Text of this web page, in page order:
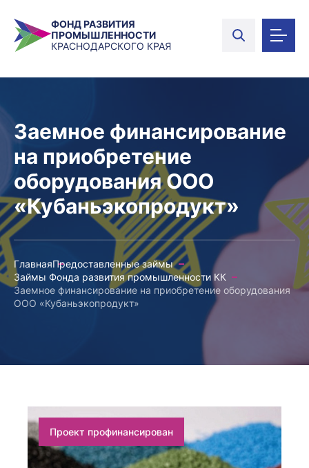
ФОНД РАЗВИТИЯ
ПРОМЫШЛЕННОСТИ
КРАСНОДАРСКОГО КРАЯ
Заемное финансирование
на приобретение
оборудования ООО
«Кубаньэкопродукт»
ГлавнаяПредоставленные займы
Займы Фонда развития промышленности КК
Заемное финансирование на приобретение оборудования
ООО «Кубаньэкопродукт»
Проект профинансирован